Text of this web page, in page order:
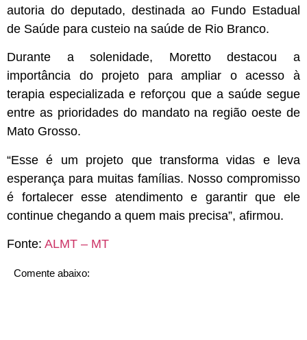
autoria do deputado, destinada ao Fundo Estadual
de Saúde para custeio na saúde de Rio Branco.
Durante a solenidade, Moretto destacou a
importância do projeto para ampliar o acesso à
terapia especializada e reforçou que a saúde segue
entre as prioridades do mandato na região oeste de
Mato Grosso.
“Esse é um projeto que transforma vidas e leva
esperança para muitas famílias. Nosso compromisso
é fortalecer esse atendimento e garantir que ele
continue chegando a quem mais precisa”, afirmou.
Fonte: ALMT – MT
Comente abaixo: